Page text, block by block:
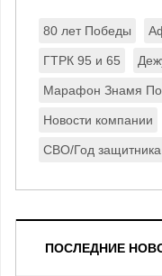
80 лет Победы
ГТРК 95 и 65
Марафон Знамя
Новости компании
СВО/Год защитника
ПОСЛЕДНИЕ